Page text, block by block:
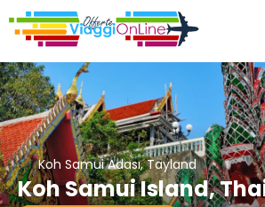
Koh Samui Adası, Tayland
Koh Samui Island,